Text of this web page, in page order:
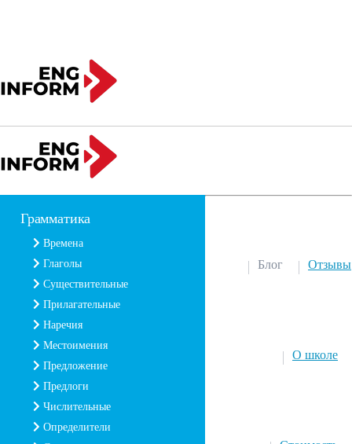
Грамматика
Времена
Глаголы
Существительные
Прилагательные
Наречия
Местоимения
Предложение
Предлоги
Числительные
Определители
Отзывы
Блог
О школе